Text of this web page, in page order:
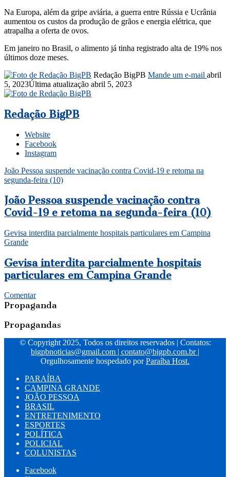
Na Europa, além da gripe aviária, a guerra entre Rússia e Ucrânia
aumentou os custos da produção de grãos e energia elétrica, que
atrapalha a oferta de ovos.
Em janeiro no Brasil, o alimento já tinha registrado alta de 19% nos
últimos doze meses.
Redação BigPB Mande um e-mail abril
5, 2023Última atualização abril 5, 2023
Redação BigPB
Website
Facebook
Instagram
João Pessoa suspende vacinação contra Covid-19 e retoma na
segunda-feira (10)
João Pessoa suspende vacinação contra
Covid-19 e retoma na segunda-feira (10)
Gevisa interdita parcialmente hospitais particulares em Campina
Grande
Gevisa interdita parcialmente hospitais
particulares em Campina Grande
Comentar
Propaganda
Propagandas
© Copyright 2025, Todos os direitos reservados | Contatos:
bigpbnoticias@gmail.com
contato@bigpb.com.br
Orgulhosamente hospedado porParaíba Host.
PARAÍBA
CAMPINA GRANDE
JOÃO PESSOA
BRASIL
ENTRETENIMENTO
ESPORTES
POLÍTICA
POLICIAL
COLUNISTAS
Facebook